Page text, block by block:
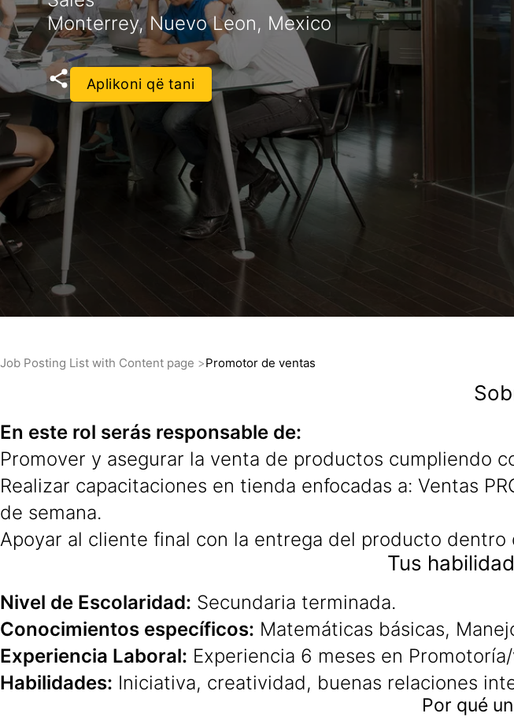
Monterrey, Nuevo Leon, Mexico
Aplikoni që tani
Job Posting List with Content page Promotor de ventas
En este rol serás responsable de:
Promover y asegurar la venta de productos cumpliendo
Realizar capacitaciones en tienda enfocadas a: Ventas
de semana.
Apoyar al cliente final con la entrega del producto
Tus
Nivel de Escolaridad: Secundaria terminada.
Conocimientos específicos: Matemáticas básicas,
Experiencia Laboral: Experiencia 6 meses en
Habilidades: Iniciativa, creatividad, buenas relaciones
Por qué